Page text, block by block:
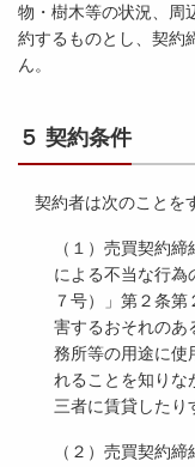
物・樹木等の状況、周
約するものとし、契約
ん。
５ 契約条件
契約者は次のことを
（１）売買契約
による不当な行為
７号）」第２条
害するおそれのあ
務所等の用途に使
れることを知りな
三者に賃貸したり
（２）売買契約